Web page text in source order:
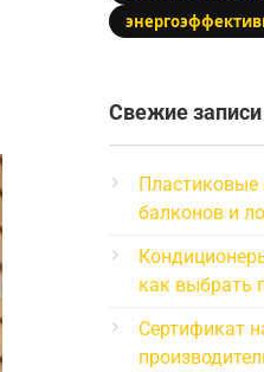
Свежие записи
Пластиковые
балконов и
как выбрать
Сертификат